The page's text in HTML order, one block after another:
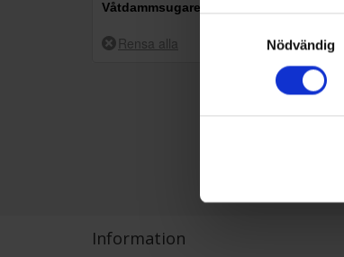
Nödvändig
Ja
Våtdammsugare (Ja/Nej):
Nej 3
Information